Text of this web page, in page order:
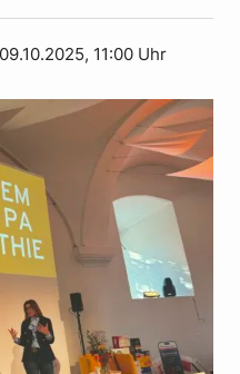
09.10.2025, 11:00 Uhr